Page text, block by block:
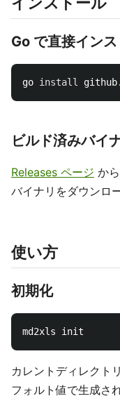
Go で直接イン
go install
ビルド済みバイ
Releases ページ か
バイナリをダウンロ
使い方
初期化
カレントディレクト
フォルト値で生成さ